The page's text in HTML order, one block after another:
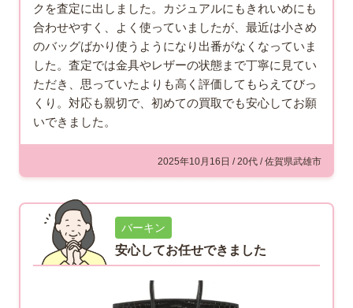
クを査定に出しました。カジュアルにもきれいめにも
合わせやすく、よく使っていましたが、最近は小さめ
のバッグばかり使うようになり出番がなくなっていま
した。査定では金具やレザーの状態まで丁寧に見てい
ただき、思っていたよりも高く評価してもらえてびっ
くり。対応も親切で、初めての買取でも安心してお願
いできました。
2025年10月16日 / 20代 / 佐賀県武雄市
バーキン
安心してお任せできました